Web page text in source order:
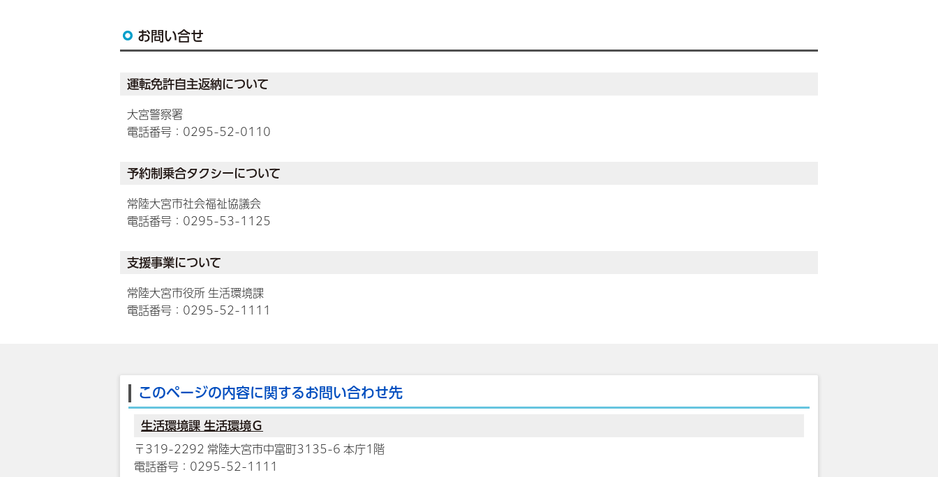
お問い合せ
運転免許自主返納について
大宮警察署
電話番号：0295-52-0110
予約制乗合タクシーについて
常陸大宮市社会福祉協議会
電話番号：0295-53-1125
支援事業について
常陸大宮市役所 生活環境課
電話番号：0295-52-1111
このページの内容に関するお問い合わせ先
生活環境課 生活環境Ｇ
〒319-2292 常陸大宮市中富町3135-6 本庁1階
電話番号：0295-52-1111